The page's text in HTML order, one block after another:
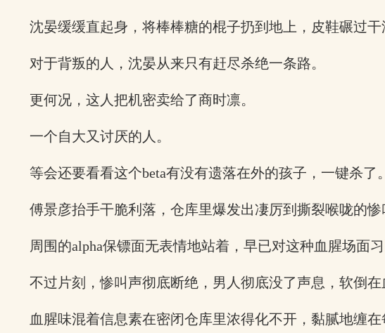
沈晏缓缓直起身，将棒棒糖的棍子扔到地上，皮鞋碾过
对于背叛的人，沈晏从来只有赶尽杀绝一条路。
更何况，这人把机密卖给了商时凛。
一个自大又讨厌的人。
等会还要看看这个beta有没有遗落在外的孩子，一键杀了。
傅景彦抬手干脆利落，仓库里爆发出凄厉到撕裂喉咙的
周围的alpha保镖面无表情地站着，早已对这种血腥场面习
不过片刻，惨叫声彻底断绝，男人彻底没了声息，软倒在
血腥味混着信息素在密闭仓库里浓得化不开，黏腻地缠